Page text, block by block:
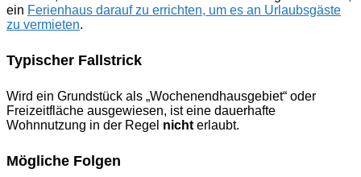
ein Ferienhaus darauf zu errichten, um es an Urlaubsgäste
zu vermieten.
Typischer Fallstrick
Wird ein Grundstück als „Wochenendhausgebiet“ oder
Freizeitfläche ausgewiesen, ist eine dauerhafte
Wohnnutzung in der Regel nicht erlaubt.
Mögliche Folgen